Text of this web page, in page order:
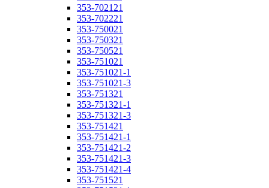
353-702121
353-702221
353-750021
353-750321
353-750521
353-751021
353-751021-1
353-751021-3
353-751321
353-751321-1
353-751321-3
353-751421
353-751421-1
353-751421-2
353-751421-3
353-751421-4
353-751521